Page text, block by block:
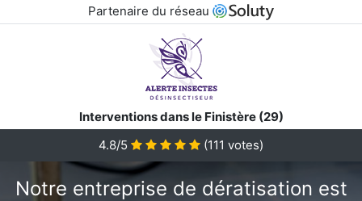
Partenaire du réseau
Interventions dans le Finistère (29)
4.8/5
(111 votes)
Notre entreprise de dératisation est